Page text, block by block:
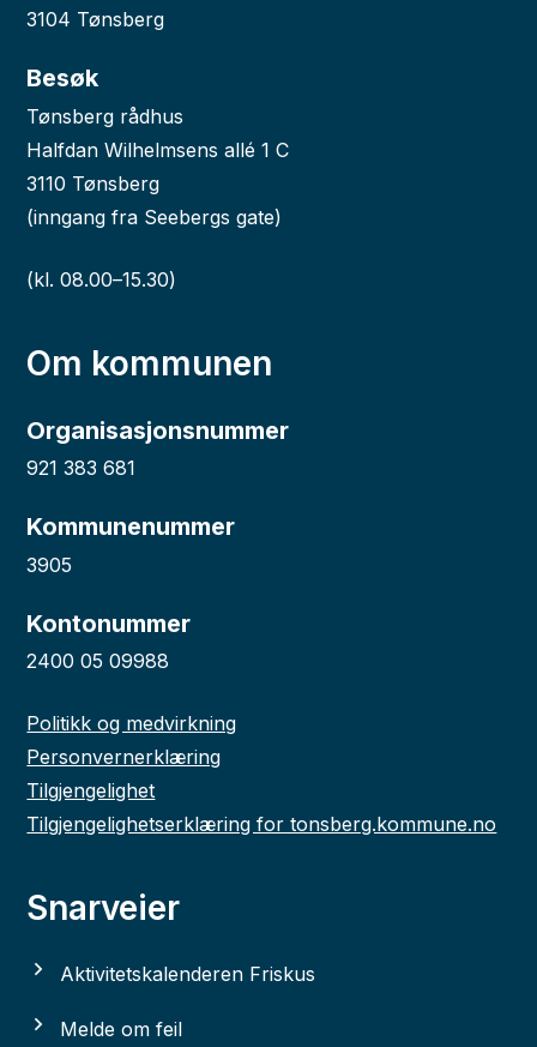
3104 Tønsberg
Besøk
Tønsberg rådhus
Halfdan Wilhelmsens allé 1 C
3110 Tønsberg
(inngang fra Seebergs gate)
(kl. 08.00–15.30)
Om kommunen
Organisasjonsnummer
921 383 681
Kommunenummer
3905
Kontonummer
2400 05 09988
Politikk og medvirkning
Personvernerklæring
Tilgjengelighet
Tilgjengelighetserklæring for tonsberg.kommune.no
Snarveier
Aktivitetskalenderen Friskus
Melde om feil